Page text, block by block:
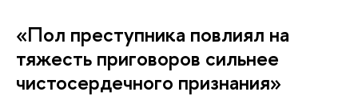
«Пол преступника повлиял на
тяжесть приговоров сильнее
чистосердечного признания»